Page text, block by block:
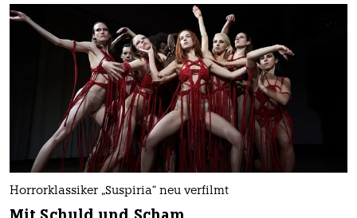
Horrorklassiker „Suspiria“ neu verfilmt